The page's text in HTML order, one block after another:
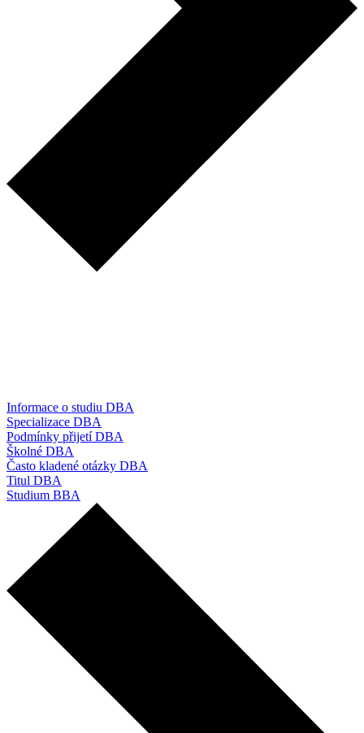
Informace o studiu DBA
Specializace DBA
Podmínky přijetí DBA
Školné DBA
Často kladené otázky DBA
Titul DBA
Studium BBA